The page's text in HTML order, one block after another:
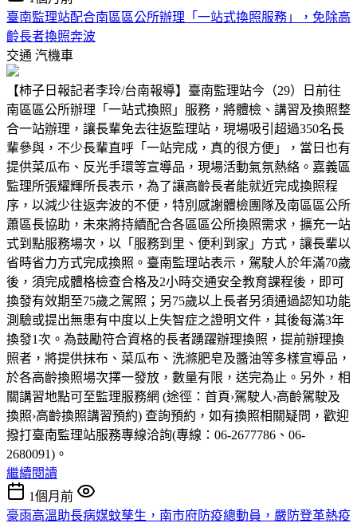
臺南監理站配合南區區公所辦理「一站式換照服務」，免除高
齡長者換照奔波
交通 汽機車
【柿子日報記者李玲/台南報導】臺南監理站今（29）日前往
南區區公所辦理「一站式換照」服務，將體檢、講習及換照整
合一站辦理，讓長輩免去往返監理站，現場吸引超過350名長
輩參與，不少長輩直呼「一站完成，真的很方便」，當日也有
提供菜瓜布、反光手環等宣導品，現場活動氣氛熱絡。嘉義區
監理所張耀輝所長表示，為了讓高齡長者能就近完成換照程
序，以減少往返奔波的不便，特別感謝體檢團隊及南區區公所
蕭區長協助，未來將持續配合各區區公所換照需求，擴充一站
式到點服務場次，以「服務到里、便利到家」方式，讓長輩以
省時省力方式完成換照。臺南監理站表示，駕駛人於年滿70歲
後，須完成體格檢查合格及2小時交通安全教育課程後，即可
換發有效期至75歲之駕照；另75歲以上長者另須通過認知功能
測驗或提出無患有中度以上失智症之證明文件，其後每滿3年
換發1次。為鼓勵符合資格的長者踴躍辦理換照，提前辦理換
照者，將提供抹布、菜瓜布、洗滌肥皂及醬油等多樣宣導品，
於各高齡換照場次擇一發放，數量有限，送完為止。另外，相
關講習地點可至監理服務網 (途徑：首頁›駕駛人›高齡駕駛及
換照›高齡換照講習預約) 查詢預約，如有換照相關疑問，歡迎
撥打臺南監理站服務專線洽詢(專線：06-2677786、06-
2680091)。
繼續閱讀
1個月前
豪雨高溫助長病媒蚊孳生，南市府防疫總動員，嚴防登革熱疫